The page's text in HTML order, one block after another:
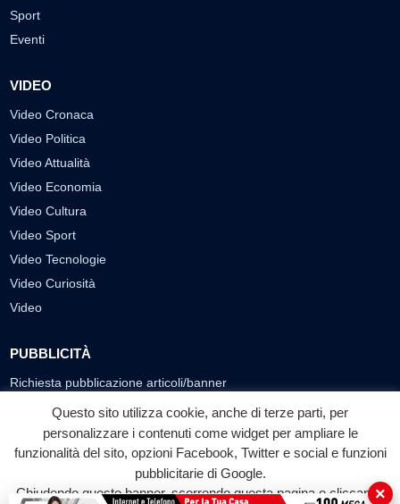
Sport
Eventi
VIDEO
Video Cronaca
Video Politica
Video Attualità
Video Economia
Video Cultura
Video Sport
Video Tecnologie
Video Curiosità
Video
PUBBLICITÀ
Richiesta pubblicazione articoli/banner
SEGUICI SUI SOCIAL
f
Facebook
◎ ▶
YouTube
Questo sito utilizza cookie, anche di terze parti, per
personalizzare i contenuti come widget per ampliare le
funzionalità del sito, opzioni Facebook, Twitter e social e funzioni
pubblicitarie di Google.
Chiudendo questo banner, scorrendo questa pagina o cliccando
×